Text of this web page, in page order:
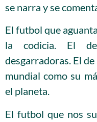
se narra y se
El futbol que
la codicia. El
desgarradoras. El
mundial como su
el planeta.
El futbol que nos